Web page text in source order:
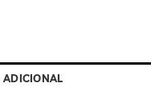
ADICIONAL